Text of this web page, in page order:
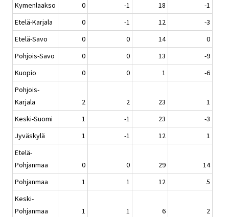
Kymenlaakso
0 -1 18
-1
Etelä-Karjala
0 -1 12
-3
Etelä-Savo
0 0 14
0
Pohjois-Savo
0 0 13
-9
Kuopio
0 0 1
-6
Pohjois-
Karjala
2 2 23
1
Keski-Suomi
1 -1 23
-3
Jyväskylä
1 -1 12
1
Etelä-
Pohjanmaa
0 0 29
14
Pohjanmaa
1 1 12
5
Keski-
Pohjanmaa
1 1 6 2